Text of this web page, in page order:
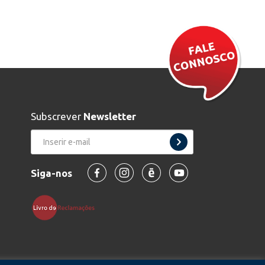
Subscrever Newsletter
Siga-nos